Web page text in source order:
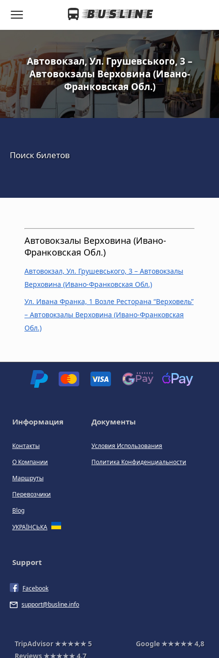
Автовокзал, Ул. Грушевського, 3 –
Автовокзалы Верховина (Ивано-
Франковская Обл.)
Поиск билетов
Автовокзалы Верховина (Ивано-
Франковская Обл.)
Автовокзал, Ул. Грушевського, 3 – Автовокзалы
Верховина (Ивано-Франковская Обл.)
Ул. Ивана Франка, 1 Возле Ресторана “Верховель”
– Автовокзалы Верховина (Ивано-Франковская
Обл.)
Информация
Контакты
О Компании
Маршруты
Перевозчики
Blog
УКРАЇНСЬКА
Документы
Условия Использования
Политика Конфиденциальности
Support
Facebook
support@busline.info
TripAdvisor ★★★★★5 Google ★★★★★4,8
Reviews ★★★★★4,7